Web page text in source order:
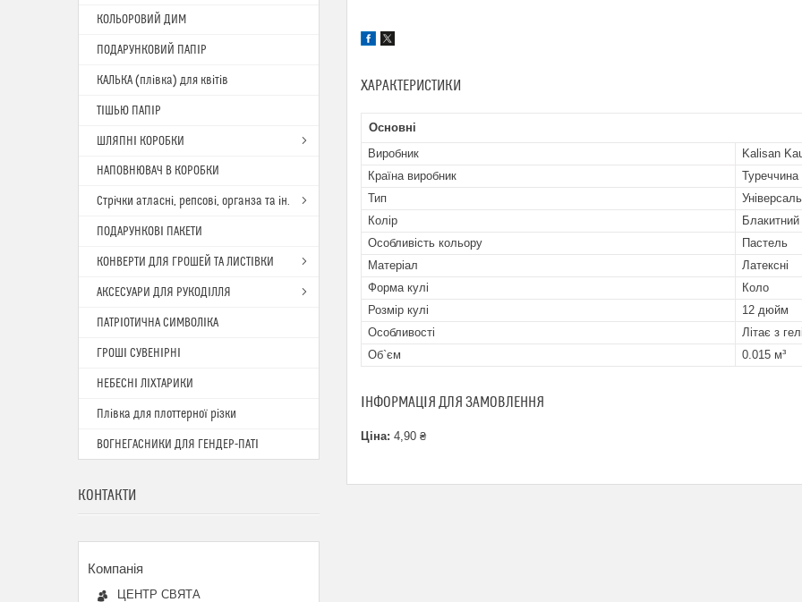
ХАРАКТЕРИСТИКИ
Основні
Виробник
Kalisan
Країна виробник
Туреччина
Тип
Колір
Блакитний
Особливість кольору
Пастель
Матеріал
Латексні
Форма кулі
Коло
Розмір кулі
12 дюйм
Особливості
Літає з
Об`єм
0.015 м³
ІНФОРМАЦІЯ ДЛЯ ЗАМОВЛЕННЯ
Ціна: 4,90 ₴
КОЛЬОРОВИЙ ДИМ
ПОДАРУНКОВИЙ ПАПІР
КАЛЬКА (плівка) для квітів
ТІШЬЮ ПАПІР
ШЛЯПНІ КОРОБКИ
НАПОВНЮВАЧ В КОРОБКИ
Стрічки атласні, репсові, органза та ін.
ПОДАРУНКОВІ ПАКЕТИ
КОНВЕРТИ ДЛЯ ГРОШЕЙ ТА ЛИСТІВКИ
АКСЕСУАРИ ДЛЯ РУКОДІЛЛЯ
ПАТРІОТИЧНА СИМВОЛІКА
ГРОШІ СУВЕНІРНІ
НЕБЕСНІ ЛІХТАРИКИ
Плівка для плоттерної різки
ВОГНЕГАСНИКИ ДЛЯ ГЕНДЕР-ПАТІ
КОНТАКТИ
ЦЕНТР СВЯТА